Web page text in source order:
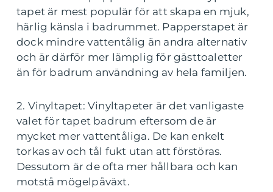
tapet är mest populär för att skapa en mjuk,
härlig känsla i badrummet. Papperstapet är
dock mindre vattentålig än andra alternativ
och är därför mer lämplig för gästtoaletter
än för badrum användning av hela familjen.
2. Vinyltapet: Vinyltapeter är det vanligaste
valet för tapet badrum eftersom de är
mycket mer vattentåliga. De kan enkelt
torkas av och tål fukt utan att förstöras.
Dessutom är de ofta mer hållbara och kan
motstå mögelpåväxt.